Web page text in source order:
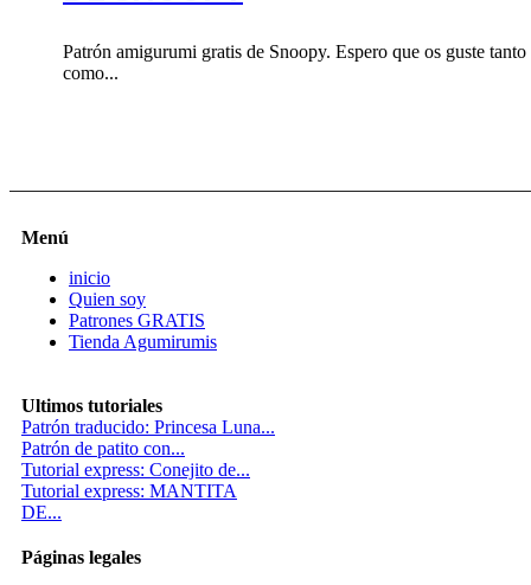
Patrón amigurumi gratis de Snoopy. Espero que os guste tanto
como...
Menú
inicio
Quien soy
Patrones GRATIS
Tienda Agumirumis
Ultimos tutoriales
Patrón traducido: Princesa Luna...
Patrón de patito con...
Tutorial express: Conejito de...
Tutorial express: MANTITA
DE...
Páginas legales